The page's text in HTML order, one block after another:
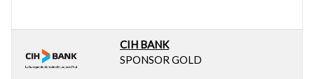
CIH BANK
SPONSOR GOLD